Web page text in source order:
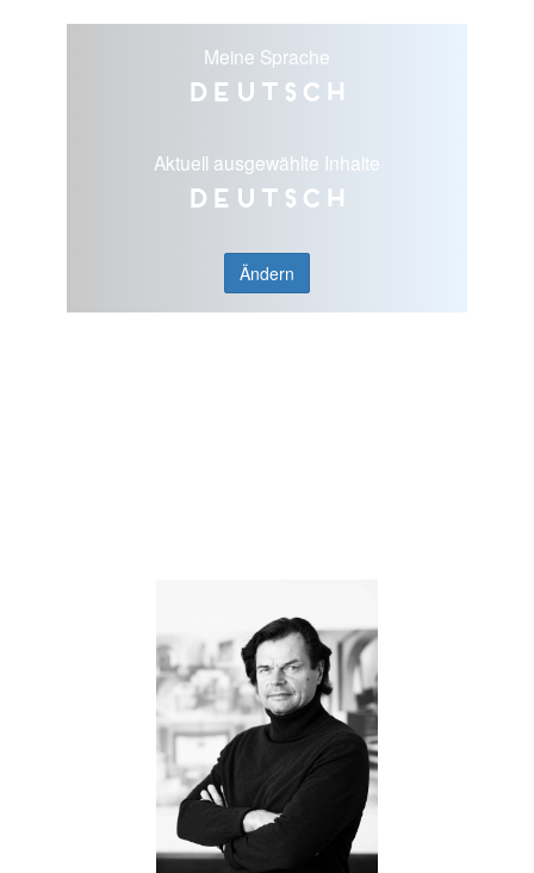
Meine Sprache
Deutsch
Aktuell ausgewählte Inhalte
Deutsch
Ändern